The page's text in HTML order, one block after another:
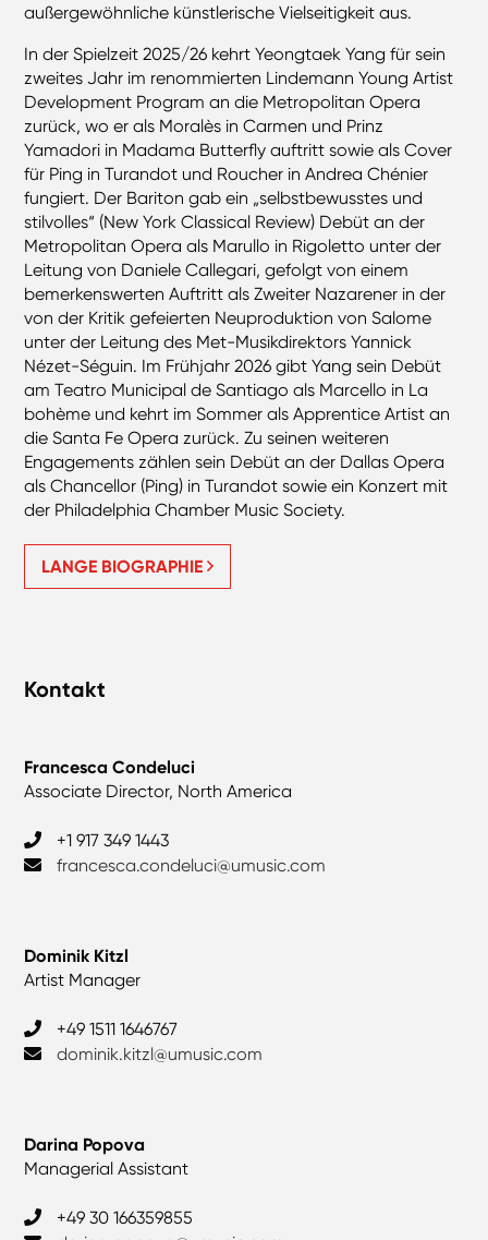
außergewöhnliche künstlerische Vielseitigkeit aus.
In der Spielzeit 2025/26 kehrt Yeongtaek Yang für sein
zweites Jahr im renommierten Lindemann Young Artist
Development Program an die Metropolitan Opera
zurück, wo er als Moralès in Carmen und Prinz
Yamadori in Madama Butterfly auftritt sowie als Cover
für Ping in Turandot und Roucher in Andrea Chénier
fungiert. Der Bariton gab ein „selbstbewusstes und
stilvolles“ (New York Classical Review) Debüt an der
Metropolitan Opera als Marullo in Rigoletto unter der
Leitung von Daniele Callegari, gefolgt von einem
bemerkenswerten Auftritt als Zweiter Nazarener in der
von der Kritik gefeierten Neuproduktion von Salome
unter der Leitung des Met-Musikdirektors Yannick
Nézet-Séguin. Im Frühjahr 2026 gibt Yang sein Debüt
am Teatro Municipal de Santiago als Marcello in La
bohème und kehrt im Sommer als Apprentice Artist an
die Santa Fe Opera zurück. Zu seinen weiteren
Engagements zählen sein Debüt an der Dallas Opera
als Chancellor (Ping) in Turandot sowie ein Konzert mit
der Philadelphia Chamber Music Society.
LANGE BIOGRAPHIE
Kontakt
Francesca Condeluci
Associate Director, North America
+1 917 349 1443
francesca.condeluci@umusic.com
Dominik Kitzl
Artist Manager
‎+49 1511 1646767
dominik.kitzl@umusic.com
Darina Popova
Managerial Assistant
+49 30 166359855